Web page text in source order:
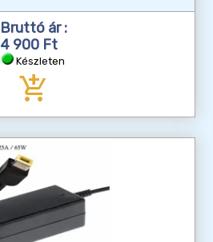
Bruttó ár :
4 900 Ft
Készleten
add_shopping_cart